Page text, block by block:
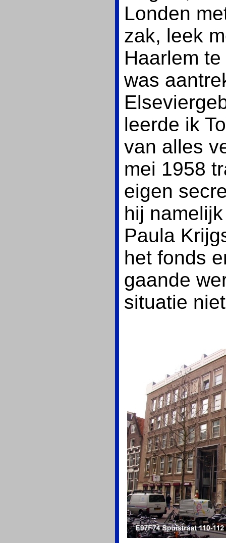
Londen
zak, leek
Haarlem
was
leerde ik
van alles
mei 1958
eigen
hij
Paula
het fonds
gaande
situatie